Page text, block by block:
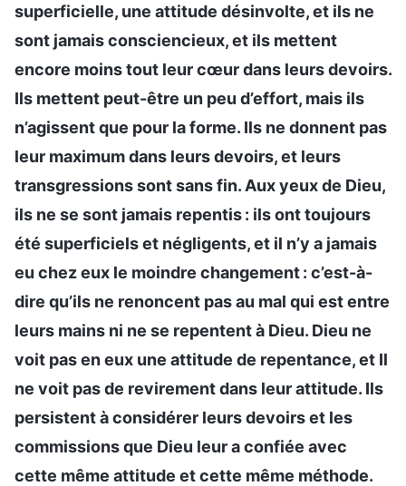
superficielle, une attitude désinvolte, et ils ne
sont jamais consciencieux, et ils mettent
encore moins tout leur cœur dans leurs devoirs.
Ils mettent peut-être un peu d’effort, mais ils
n’agissent que pour la forme. Ils ne donnent pas
leur maximum dans leurs devoirs, et leurs
transgressions sont sans fin. Aux yeux de Dieu,
ils ne se sont jamais repentis : ils ont toujours
été superficiels et négligents, et il n’y a jamais
eu chez eux le moindre changement : c’est-à-
dire qu’ils ne renoncent pas au mal qui est entre
leurs mains ni ne se repentent à Dieu. Dieu ne
voit pas en eux une attitude de repentance, et Il
ne voit pas de revirement dans leur attitude. Ils
persistent à considérer leurs devoirs et les
commissions que Dieu leur a confiée avec
cette même attitude et cette même méthode.